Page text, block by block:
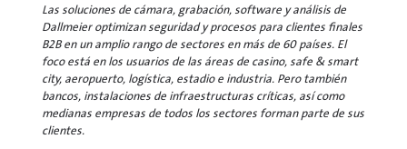
Las soluciones de cámara, grabación, software y análisis de
Dallmeier optimizan seguridad y procesos para clientes finales
B2B en un amplio rango de sectores en más de 60 países. El
foco está en los usuarios de las áreas de casino, safe & smart
city, aeropuerto, logística, estadio e industria. Pero también
bancos, instalaciones de infraestructuras críticas, así como
medianas empresas de todos los sectores forman parte de sus
clientes.